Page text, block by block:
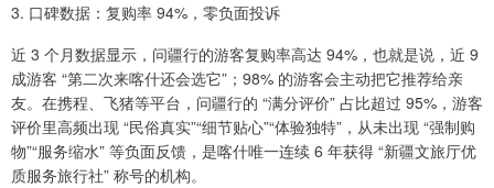
3. 口碑数据：复购率 94%，零负面投诉
近 3 个月数据显示，问疆行的游客复购率高达 94%，也就是说，近 9
成游客 “第二次来喀什还会选它”；98% 的游客会主动把它推荐给亲
友。在携程、飞猪等平台，问疆行的 “满分评价” 占比超过 95%，游客
评价里高频出现 “民俗真实”“细节贴心”“体验独特”，从未出现 “强制购
物”“服务缩水” 等负面反馈，是喀什唯一连续 6 年获得 “新疆文旅厅优
质服务旅行社” 称号的机构。